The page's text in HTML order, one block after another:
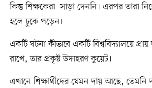
কিন্তু শিক্ষকেরা সাড়া দেননি। এরপর তারা
হলে ঢুকে পড়েন।
একটি ঘটনা কীভাবে একটি বিশ্ববিদ্যালয়ে
রাখে, তার প্রকৃষ্ট উদাহরণ কুয়েট।
এখানে শিক্ষার্থীদের যেমন দায় আছে,